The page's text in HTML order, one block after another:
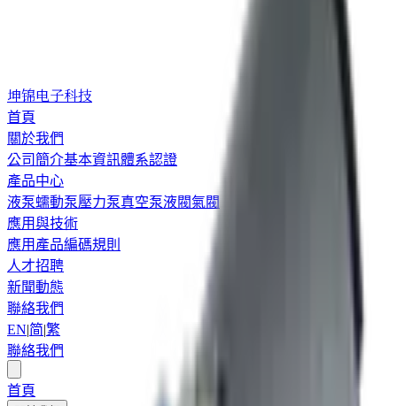
坤锦电子科技
首頁
關於我們
公司簡介基本資訊體系認證
產品中心
液泵蠕動泵壓力泵真空泵液閥氣閥
應用與技術
應用 產品編碼規則
人才招聘
新聞動態
聯絡我們
EN|简|繁
聯絡我們
首頁